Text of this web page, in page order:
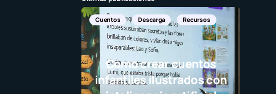
Cuentos Descarga Recursos
Cómo crear cuentos
infantiles ilustrados con